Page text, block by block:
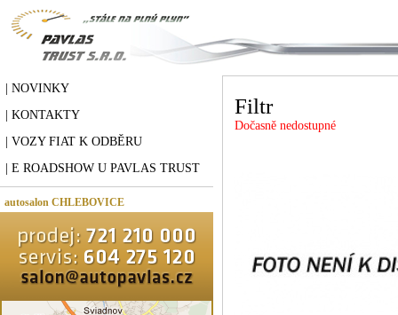
| NOVINKY
| KONTAKTY
| VOZY FIAT K ODBĚRU
| E ROADSHOW U PAVLAS TRUST
autosalon CHLEBOVICE
Filtr
Dočasně nedostupné